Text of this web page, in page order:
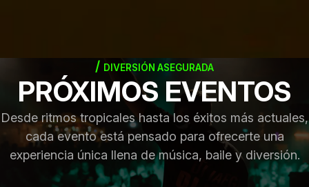
DIVERSIÓN ASEGURADA
PRÓXIMOS EVENTOS
Desde ritmos tropicales hasta los éxitos más actuales,
cada evento está pensado para ofrecerte una
experiencia única llena de música, baile y diversión.